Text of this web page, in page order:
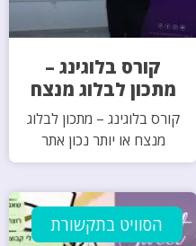
קורס בלוגינג –
מתכון לבלוג מנצח
קורס בלוגינג – מתכון לבלוג
מנצח או יותר נכון אתר
הסוויט בתקשורת